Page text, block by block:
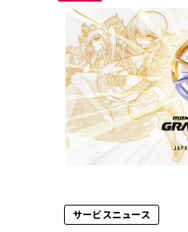
サービスニュース